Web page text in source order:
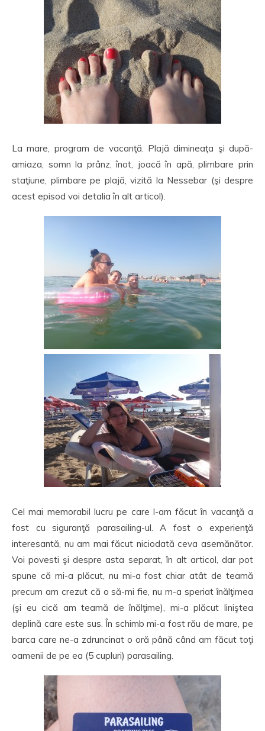
La mare, program de vacanţă. Plajă dimineaţa şi după-
amiaza, somn la prânz, înot, joacă în apă, plimbare prin
staţiune, plimbare pe plajă, vizită la Nessebar (şi despre
acest episod voi detalia în alt articol).
Cel mai memorabil lucru pe care l-am făcut în vacanţă a
fost cu siguranţă parasailing-ul. A fost o experienţă
interesantă, nu am mai făcut niciodată ceva asemănător.
Voi povesti şi despre asta separat, în alt articol, dar pot
spune că mi-a plăcut, nu mi-a fost chiar atât de teamă
precum am crezut că o să-mi fie, nu m-a speriat înălţimea
(şi eu cică am teamă de înălţime), mi-a plăcut liniştea
deplină care este sus. În schimb mi-a fost rău de mare, pe
barca care ne-a zdruncinat o oră până când am făcut toţi
oamenii de pe ea (5 cupluri) parasailing.